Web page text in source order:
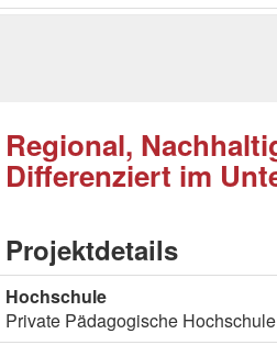
Regional,
Differenziert im
Projektdetails
Hochschule
Private Pädagogische